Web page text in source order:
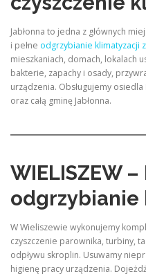
Jabłonna to jedna z głównych
i pełne odgrzybianie klimatyzacji
mieszkaniach, domach, lokalach
bakterie, zapachy i osady,
urządzenia. Obsługujemy osiedla
oraz całą gminę Jabłonna.
WIELISZEW
odgrzybianie
W Wieliszewie wykonujemy
czyszczenie parownika, turbiny,
odpływu skroplin. Usuwamy
higienę pracy urządzenia.